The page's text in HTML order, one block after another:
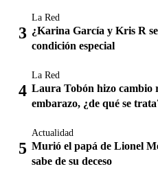
La Red
¿Karina García y Kris R
condición especial
La Red
Laura Tobón hizo cambio
embarazo, ¿de qué se
Actualidad
Murió el papá de Lionel
sabe de su deceso